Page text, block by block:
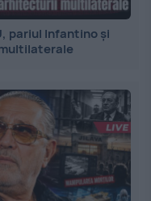
pariul Infantino și